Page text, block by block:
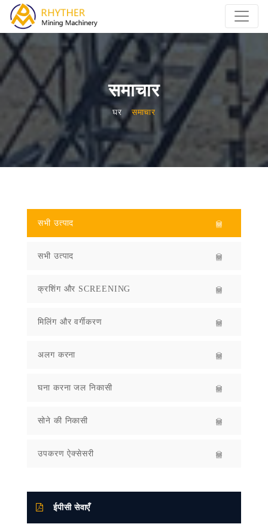
समाचार
घर समाचार
सभी उत्पाद
सभी उत्पाद
क्रशिंग और SCREENING
मिलिंग और वर्गीकरण
अलग करना
घना करना जल निकासी
सोने की निकासी
उपकरण ऐक्सेसरी
ईपीसी सेवाएँ